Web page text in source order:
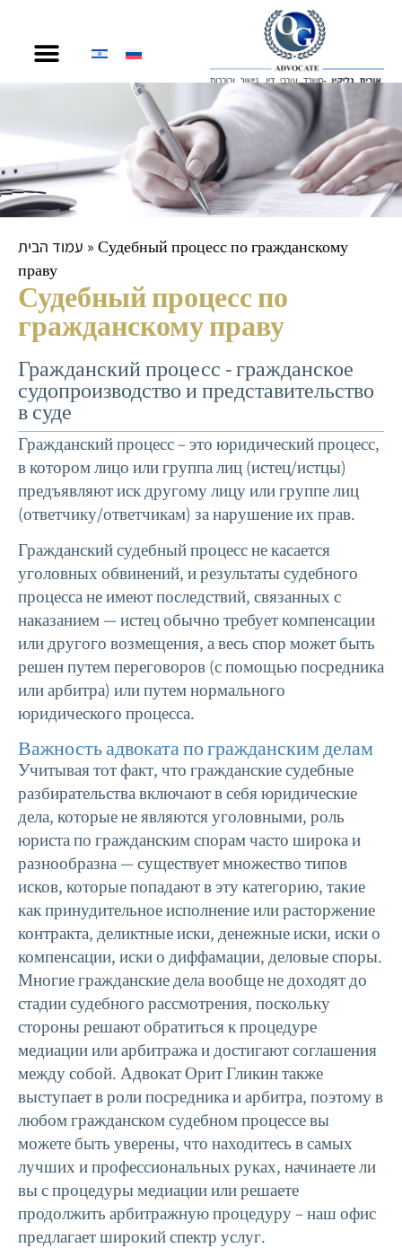
עמוד הבית » Судебный процесс по гражданскому
праву
Судебный процесс по
гражданскому праву
Гражданский процесс - гражданское
судопроизводство и представительство
в суде
Гражданский процесс – это юридический процесс,
в котором лицо или группа лиц (истец/истцы)
предъявляют иск другому лицу или группе лиц
(ответчику/ответчикам) за нарушение их прав.
Гражданский судебный процесс не касается
уголовных обвинений, и результаты судебного
процесса не имеют последствий, связанных с
наказанием — истец обычно требует компенсации
или другого возмещения, а весь спор может быть
решен путем переговоров (с помощью посредника
или арбитра) или путем нормального
юридического процесса.
Важность адвоката по гражданским делам
Учитывая тот факт, что гражданские судебные
разбирательства включают в себя юридические
дела, которые не являются уголовными, роль
юриста по гражданским спорам часто широка и
разнообразна — существует множество типов
исков, которые попадают в эту категорию, такие
как принудительное исполнение или расторжение
контракта, деликтные иски, денежные иски, иски о
компенсации, иски о диффамации, деловые споры.
Многие гражданские дела вообще не доходят до
стадии судебного рассмотрения, поскольку
стороны решают обратиться к процедуре
медиации или арбитража и достигают соглашения
между собой. Адвокат Орит Гликин также
выступает в роли посредника и арбитра, поэтому в
любом гражданском судебном процессе вы
можете быть уверены, что находитесь в самых
лучших и профессиональных руках, начинаете ли
вы с процедуры медиации или решаете
продолжить арбитражную процедуру – наш офис
предлагает широкий спектр услуг.